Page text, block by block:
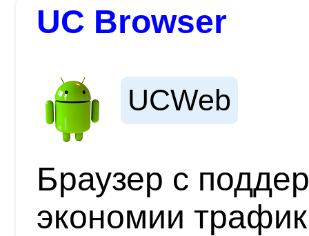
UC Browser
UCWeb
Браузер с
экономии